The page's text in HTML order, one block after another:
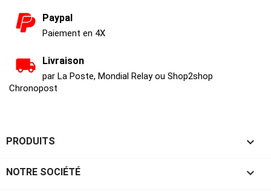
Paypal
Paiement en 4X
Livraison
par La Poste, Mondial Relay ou Shop2shop
Chronopost
PRODUITS 
NOTRE SOCIÉTÉ 